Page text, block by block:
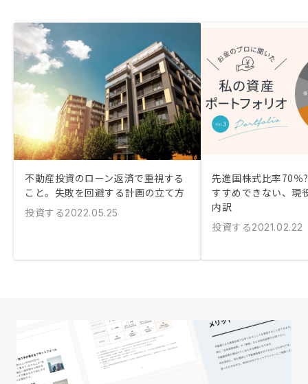
不動産投資のローン返済で重視する
こと。失敗を回避する計画の立て方
投資する2022.05.25
先進国株式比率70％
すすめできない、現
内訳
投資する2021.02.22